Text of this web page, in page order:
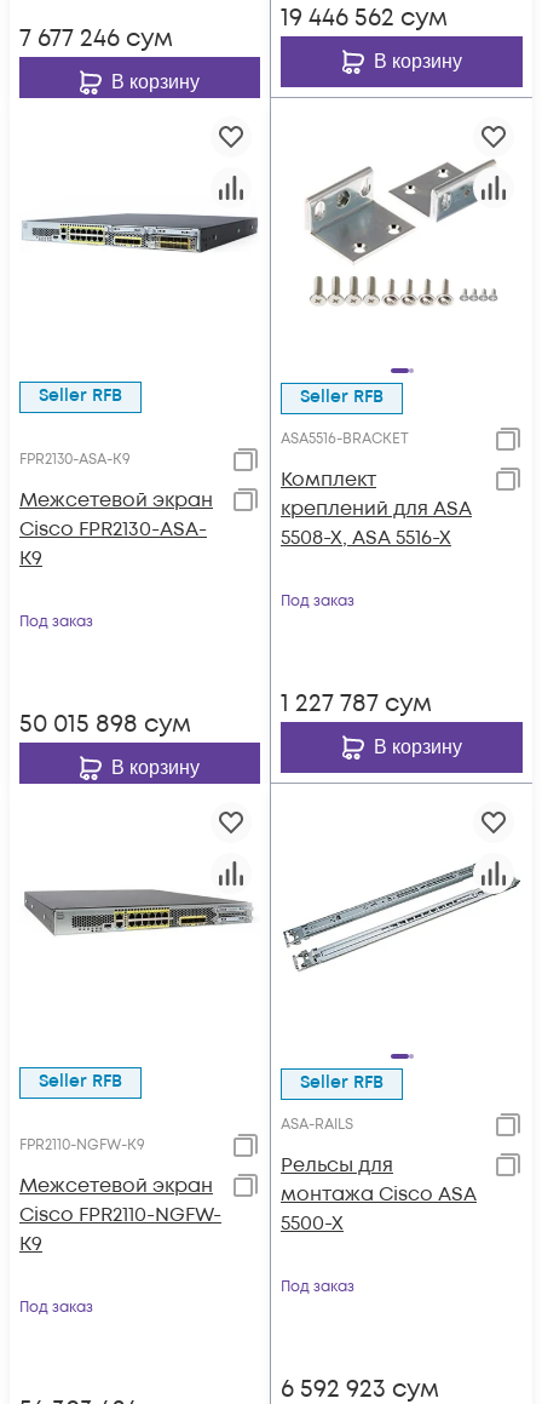
7 677 246 сум
В корзину
19 446 562 сум
В корзину
Seller RFB
FPR2130-ASA-K9
Межсетевой экран
Cisco FPR2130-ASA-
K9
Под заказ
50 015 898 сум
В корзину
Seller RFB
ASA5516-BRACKET
Комплект
креплений для ASA
5508-X, ASA 5516-X
Под заказ
1 227 787 сум
В корзину
Seller RFB
FPR2110-NGFW-K9
Межсетевой экран
Cisco FPR2110-NGFW-
K9
Под заказ
Seller RFB
ASA-RAILS
Рельсы для
монтажа Cisco ASA
5500-X
Под заказ
6 592 923 сум